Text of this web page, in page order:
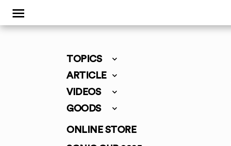
TOPICS
ARTICLE
VIDEOS
GOODS
ONLINE STORE